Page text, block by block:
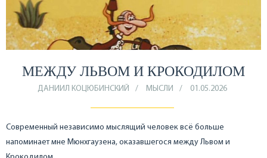
МЕЖДУ ЛЬВОМ И КРОКОДИЛОМ
ДАНИИЛ КОЦЮБИНСКИЙ МЫСЛИ 01.05.2026
Современный независимо мыслящий человек всё больше
напоминает мне Мюнхгаузена, оказавшегося между Львом и